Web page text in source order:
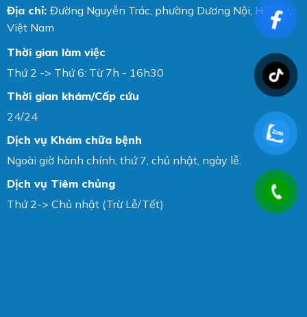
Địa chỉ: Đường Nguyễn Trác, phường Dương Nội, Hà Nội,
Việt Nam
Thời gian làm việc
Thứ 2 -> Thứ 6: Từ 7h - 16h30
Thời gian khám/Cấp cứu
24/24
Dịch vụ Khám chữa bệnh
Ngoài giờ hành chính, thứ 7, chủ nhật, ngày lễ.
Dịch vụ Tiêm chủng
Thứ 2-> Chủ nhật (Trừ Lễ/Tết)